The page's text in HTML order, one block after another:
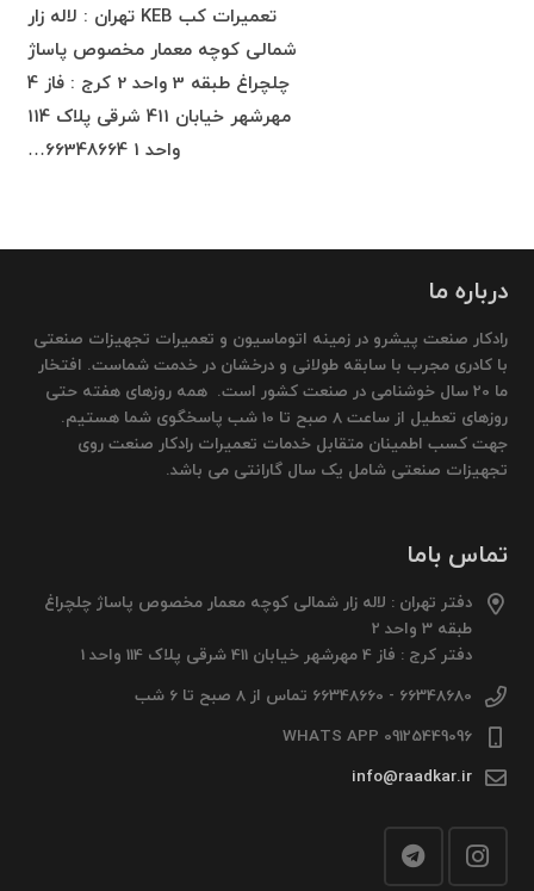
تعمیرات کب KEB تهران : لاله زار
شمالی کوچه معمار مخصوص پاساژ
چلچراغ طبقه 3 واحد 2 کرج : فاز 4
مهرشهر خیابان 411 شرقی پلاک 114
واحد 1 66348664…
درباره ما
رادکار صنعت پیشرو در زمینه اتوماسیون و تعمیرات تجهیزات صنعتی
با کادری مجرب با سابقه طولانی و درخشان در خدمت شماست. افتخار
ما 20 سال خوشنامی در صنعت کشور است. همه روزهای هفته حتی
روزهای تعطیل از ساعت 8 صبح تا 10 شب پاسخگوی شما هستیم.
جهت کسب اطمینان متقابل خدمات تعمیرات رادکار صنعت روی
تجهیزات صنعتی شامل یک سال گارانتی می باشد.
تماس باما
دفتر تهران : لاله زار شمالی کوچه معمار مخصوص پاساژ چلچراغ
طبقه 3 واحد 2
دفتر کرج : فاز 4 مهرشهر خیابان 411 شرقی پلاک 114 واحد 1
66348680 - 66348660 تماس از 8 صبح تا 6 شب
09125449096 WHATS APP
info@raadkar.ir